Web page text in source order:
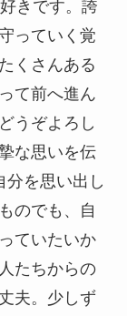
きです。誇
っていく覚
くさんある
て前へ進ん
うぞよろし
な思いを伝
分を思い出し
のでも、自
ていたいか
たちからの
夫。少しず